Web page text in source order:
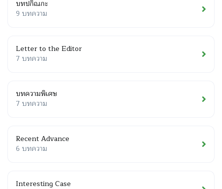
บทปกิณกะ
9 บทความ
Letter to the Editor
7 บทความ
บทความพิเศษ
7 บทความ
Recent Advance
6 บทความ
Interesting Case